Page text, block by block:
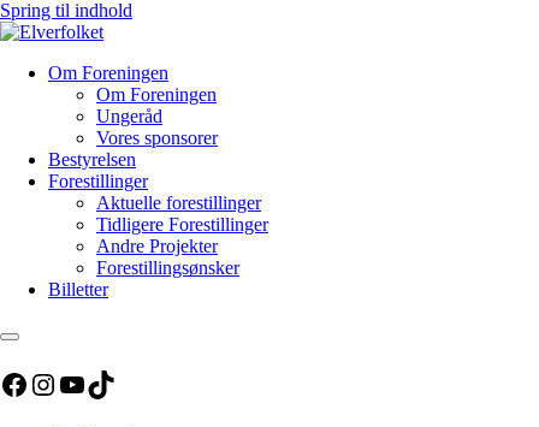
Spring til indhold
Om Foreningen
Om Foreningen
Ungeråd
Vores sponsorer
Bestyrelsen
Forestillinger
Aktuelle forestillinger
Tidligere Forestillinger
Andre Projekter
Forestillingsønsker
Billetter
Facebook
Instagram
YouTube
TikTok